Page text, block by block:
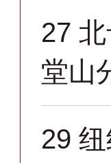
27
堂山
29